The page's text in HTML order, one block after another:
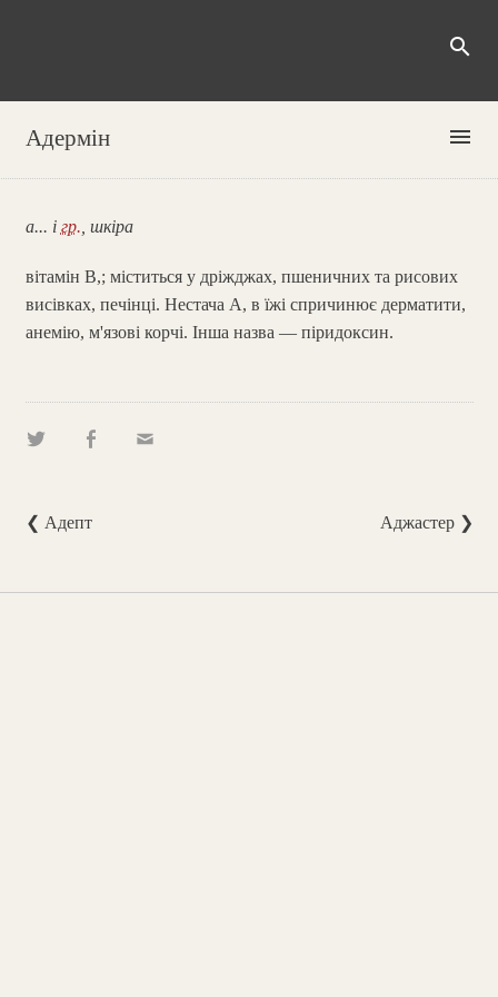
search
Адермін menu
а... і гр. , шкіра
вітамін В,; міститься у дріжджах, пшеничних та рисових
висівках, печінці. Нестача А, в їжі спричинює дерматити,
анемію, м'язові корчі. Інша назва — піридоксин.
❮ Адепт Аджастер ❯